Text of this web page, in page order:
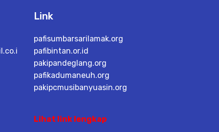
Link
pafisumbarsarilamak.org
pafibintan.or.id
pakipandeglang.org
pafikadumaneuh.org
pakipcmusibanyuasin.org
Lihat link lengkap